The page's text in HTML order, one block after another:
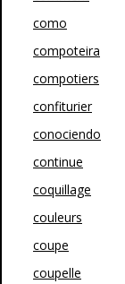
como
compoteira
compotiers
confiturier
conociendo
continue
coquillage
couleurs
coupe
coupelle